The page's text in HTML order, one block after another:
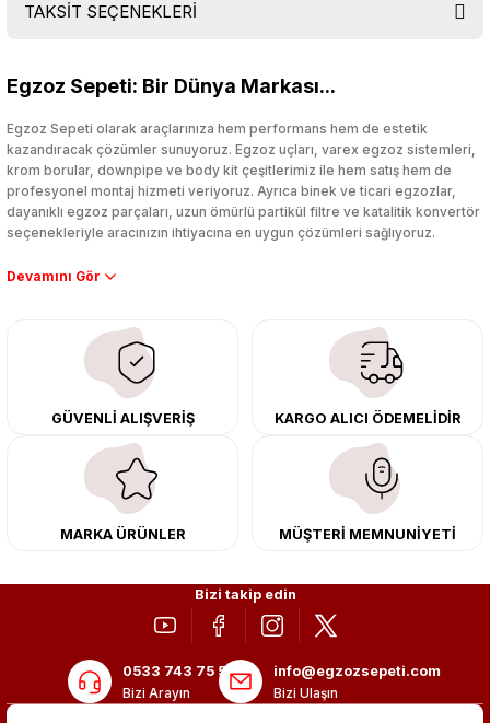
TAKSİT SEÇENEKLERİ
Egzoz Sepeti: Bir Dünya Markası...
Egzoz Sepeti olarak araçlarınıza hem performans hem de estetik
kazandıracak çözümler sunuyoruz. Egzoz uçları, varex egzoz sistemleri,
krom borular, downpipe ve body kit çeşitlerimiz ile hem satış hem de
profesyonel montaj hizmeti veriyoruz. Ayrıca binek ve ticari egzozlar,
dayanıklı egzoz parçaları, uzun ömürlü partikül filtre ve katalitik konvertör
seçenekleriyle aracınızın ihtiyacına en uygun çözümleri sağlıyoruz.
Performans artışı isteyen sürücüler için özel performans egzozları ve
çıkma orijinal ürünler ile yenileyebilir, body kit uygulamalarıyla aracınızın
tasarımını ve aerodinamisini üst seviyeye taşıyabilirsiniz.
Tüm ürünlerimiz orijinal, dayanıklı ve uzun ömürlüdür. İstanbul’daki montaj
merkezimizde profesyonel montaj yapıyor, Türkiye’nin her yerine güvenli
kargo ile teslimat gerçekleştiriyoruz. Aracınıza değer katmak için doğru
adres: Egzoz Sepeti.
GÜVENLİ ALIŞVERİŞ KARGO ALICI ÖDEMELİDİR
MARKA ÜRÜNLER MÜŞTERİ MEMNUNİYETİ
Bizi takip edin
0533 743 75 56
Bizi Arayın
info@egzozsepeti.com
Bizi Ulaşın